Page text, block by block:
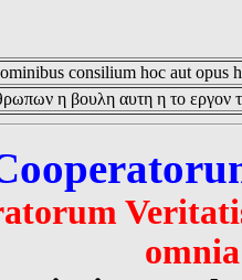
consilium hoc aut opus
η βουλη αυτη η το εργον